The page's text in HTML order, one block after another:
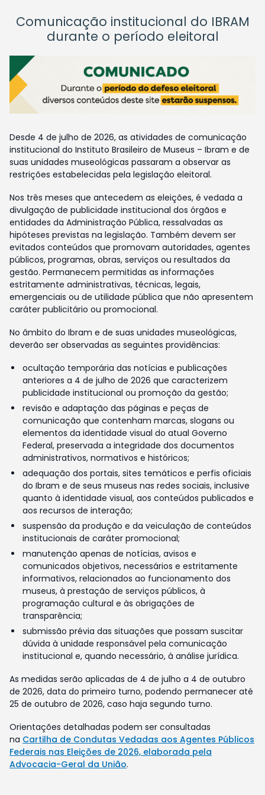
Comunicação institucional do IBRAM
durante o período eleitoral
Desde 4 de julho de 2026, as atividades de comunicação
institucional do Instituto Brasileiro de Museus – Ibram e de
suas unidades museológicas passaram a observar as
restrições estabelecidas pela legislação eleitoral.
Nos três meses que antecedem as eleições, é vedada a
divulgação de publicidade institucional dos órgãos e
entidades da Administração Pública, ressalvadas as
hipóteses previstas na legislação. Também devem ser
evitados conteúdos que promovam autoridades, agentes
públicos, programas, obras, serviços ou resultados da
gestão. Permanecem permitidas as informações
estritamente administrativas, técnicas, legais,
emergenciais ou de utilidade pública que não apresentem
caráter publicitário ou promocional.
No âmbito do Ibram e de suas unidades museológicas,
deverão ser observadas as seguintes providências:
ocultação temporária das notícias e publicações
anteriores a 4 de julho de 2026 que caracterizem
publicidade institucional ou promoção da gestão;
revisão e adaptação das páginas e peças de
comunicação que contenham marcas, slogans ou
elementos da identidade visual do atual Governo
Federal, preservada a integridade dos documentos
administrativos, normativos e históricos;
adequação dos portais, sites temáticos e perfis oficiais
do Ibram e de seus museus nas redes sociais, inclusive
quanto à identidade visual, aos conteúdos publicados e
aos recursos de interação;
suspensão da produção e da veiculação de conteúdos
institucionais de caráter promocional;
manutenção apenas de notícias, avisos e
comunicados objetivos, necessários e estritamente
informativos, relacionados ao funcionamento dos
museus, à prestação de serviços públicos, à
programação cultural e às obrigações de
transparência;
submissão prévia das situações que possam suscitar
dúvida à unidade responsável pela comunicação
institucional e, quando necessário, à análise jurídica.
As medidas serão aplicadas de 4 de julho a 4 de outubro
de 2026, data do primeiro turno, podendo permanecer até
25 de outubro de 2026, caso haja segundo turno.
Orientações detalhadas podem ser consultadas
na Cartilha de Condutas Vedadas aos Agentes Públicos
Federais nas Eleições de 2026, elaborada pela
Advocacia-Geral da União.